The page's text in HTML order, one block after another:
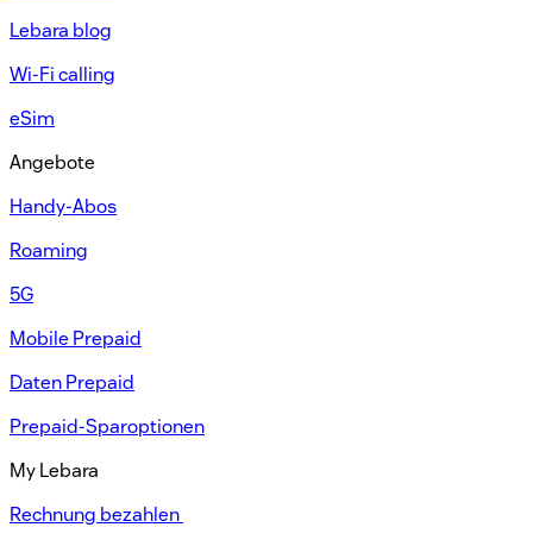
Lebara blog
Wi-Fi calling
eSim
Angebote
Handy-Abos​
Roaming
5G
Mobile Prepaid​
Daten Prepaid​
Prepaid-Sparoptionen​
My Lebara
Rechnung bezahlen ​